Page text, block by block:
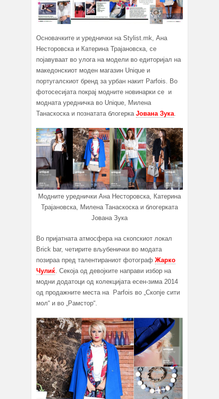
Основачките и уреднички на Stylist.mk, Ана
Несторовска и Катерина Трајановска, се
појавуваат во улога на модели во едиторијал на
македонскиот моден магазин Unique и
португалскиот бренд за урбан накит Parfois. Во
фотосесијата покрај модните новинарки се и
модната уредничка во Unique, Милена
Танаскоска и познатата блогерка Јована Зука.
Модните уреднички Ана Несторовска, Катерина
Трајановска, Милена Танаскоска и блогерката
Јована Зука
Во пријатната атмосфера на скопскиот локал
Brick bar, четирите вљубенички во модата
позираа пред талентираниот фотограф Жарко
Чулиќ. Секоја од девојките направи избор на
модни додатоци од колекцијата есен-зима 2014
од продажните места на Parfois во „Скопје сити
мол“ и во „Рамстор“.